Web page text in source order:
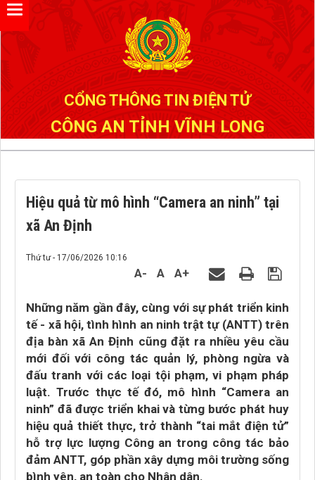
CỔNG THÔNG TIN ĐIỆN TỬ
CÔNG AN TỈNH VĨNH LONG
Hiệu quả từ mô hình “Camera an ninh” tại
xã An Định
Thứ tư - 17/06/2026 10:16
A- A A+
Những năm gần đây, cùng với sự phát triển kinh
tế - xã hội, tình hình an ninh trật tự (ANTT) trên
địa bàn xã An Định cũng đặt ra nhiều yêu cầu
mới đối với công tác quản lý, phòng ngừa và
đấu tranh với các loại tội phạm, vi phạm pháp
luật. Trước thực tế đó, mô hình “Camera an
ninh” đã được triển khai và từng bước phát huy
hiệu quả thiết thực, trở thành “tai mắt điện tử”
hỗ trợ lực lượng Công an trong công tác bảo
đảm ANTT, góp phần xây dựng môi trường sống
bình yên, an toàn cho Nhân dân.